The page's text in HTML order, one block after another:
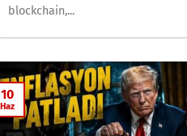
blockchain,...
10
Haz